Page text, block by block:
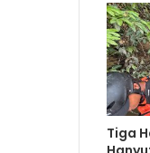
Tiga